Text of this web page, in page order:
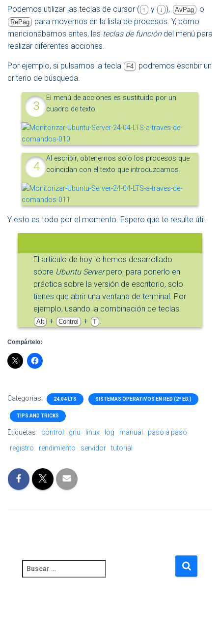
Podemos utilizar las teclas de cursor ( ↑ y ↓ ), AvPag o
RePag
para movernos en la lista de procesos. Y, como
mencionábamos antes, las teclas de funcióndel menú para
realizar diferentes acciones.
Por ejemplo, si pulsamos la tecla F4
podremos escribir un
criterio de búsqueda.
El menú de acciones es sustituido por un
cuadro de texto
Al escribir, obtenemos solo los procesos que
coincidan con el texto que introduzcamos.
Y esto es todo por el momento. Espero que te resulte útil.
El artículo de hoy lo hemos desarrollado
sobre Ubuntu Serverpero, para ponerlo en
práctica sobre la versión de escritorio, solo
tienes que abrir una ventana de terminal. Por
ejemplo, usando la combinación de teclas
Alt + Control + T .
Compártelo:
Categorías: 24.04 LTS SISTEMAS OPERATIVOS EN RED (2ª ED.)
TIPS AND TRICKS
Etiquetas: control gnu linux log manual
paso a paso
registro
rendimiento servidor tutorial
u